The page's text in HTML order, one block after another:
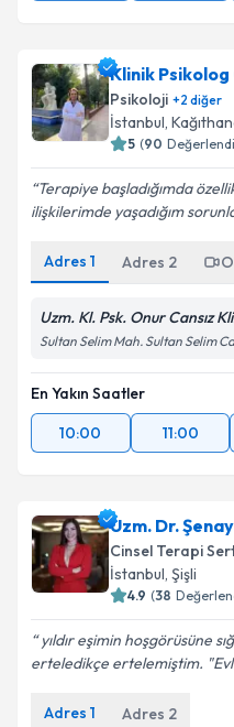
Klinik Psikolog
Psikoloji +2 diğer
İstanbul,
5 (90
Terapiye başladığımda
ilişkilerimde yaşadığım
Adres 1 Adres 2
Uzm. Kl. Psk. Onur Cansız
Sultan Selim Mah. Sultan Selim
En Yakın Saatler
10:00
11:00
Uzm. Dr.
Cinsel Terapi
İstanbul, Şişli
4.9 (38
yıldır eşimin hoşgörüsüne
erteledikçe ertelemiştim.
Adres 1 Adres 2